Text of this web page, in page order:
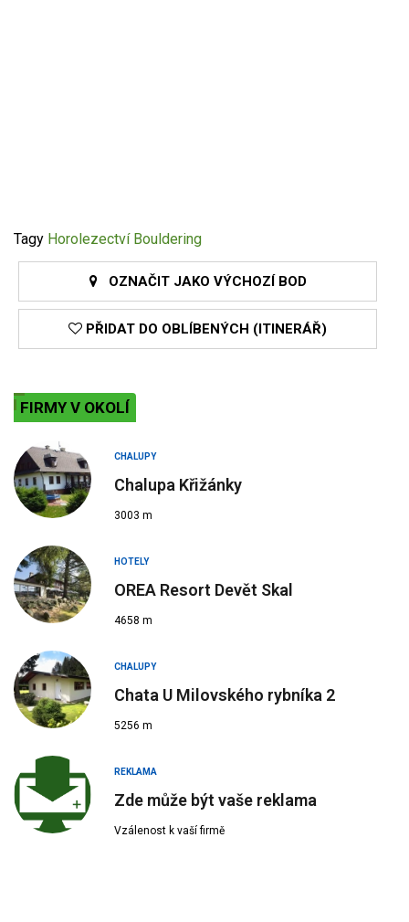
Tagy Horolezectví Bouldering
OZNAČIT JAKO VÝCHOZÍ BOD
PŘIDAT DO OBLÍBENÝCH (ITINERÁŘ)
FIRMY V OKOLÍ
CHALUPY
Chalupa Křižánky
3003 m
HOTELY
OREA Resort Devět Skal
4658 m
CHALUPY
Chata U Milovského rybníka 2
5256 m
REKLAMA
Zde může být vaše reklama
Vzálenost k vaší firmě